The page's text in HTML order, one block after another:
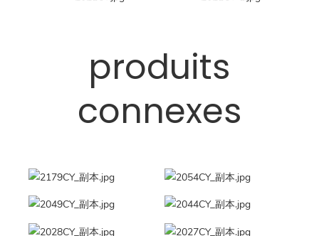
produits
connexes